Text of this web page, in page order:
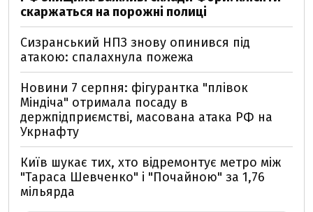
скаржаться на порожні полиці
Сизранський НПЗ знову опинився під
атакою: спалахнула пожежа
Новини 7 серпня: фігурантка "плівок
Міндіча" отримала посаду в
держпідприємстві, масована атака РФ на
Укрнафту
Київ шукає тих, хто відремонтує метро між
"Тараса Шевченко" і "Почайною" за 1,76
мільярда